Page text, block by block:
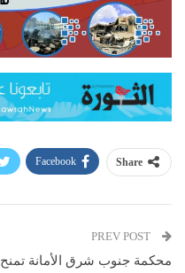
Share
Facebook
محكمة جنوب شرق الأمانة تمنح